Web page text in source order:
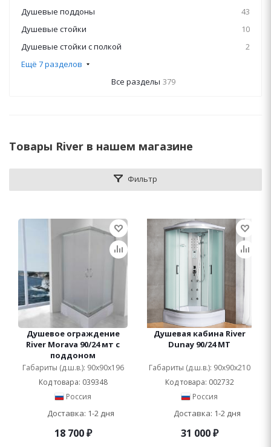
Душевые поддоны
43
Душевые стойки
10
Душевые стойки с полкой
2
Ещё 7 разделов
Все разделы 379
Товары River в нашем магазине
Фильтр
Душевое ограждение
River Morava 90/24 мт с
поддоном
Габариты (д.ш.в.): 90x90x196
Код товара: 039348
Россия
Доставка: 1-2 дня
18 700₽
Душевая кабина River
Dunay 90/24 МТ
Габариты (д.ш.в.): 90x90x210
Код товара: 002732
Россия
Доставка: 1-2 дня
31 000₽